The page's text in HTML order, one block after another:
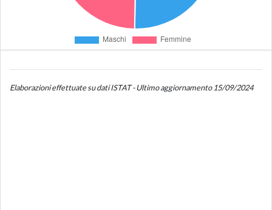
Elaborazioni effettuate su dati ISTAT - Ultimo aggiornamento 15/09/2024